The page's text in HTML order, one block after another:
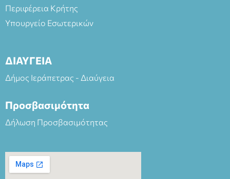
Περιφέρεια Κρήτης
Υπουργείο Εσωτερικών
ΔΙΑΥΓΕΙΑ
Δήμος Ιεράπετρας - Διαύγεια
Προσβασιμότητα
Δήλωση Προσβασιμότητας